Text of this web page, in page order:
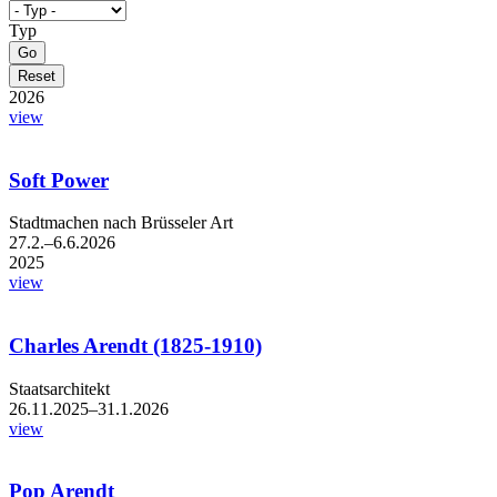
Typ
2026
view
Soft Power
Stadtmachen nach Brüsseler Art
27.2.–6.6.2026
2025
view
Charles Arendt (1825-1910)
Staatsarchitekt
26.11.2025–31.1.2026
view
Pop Arendt